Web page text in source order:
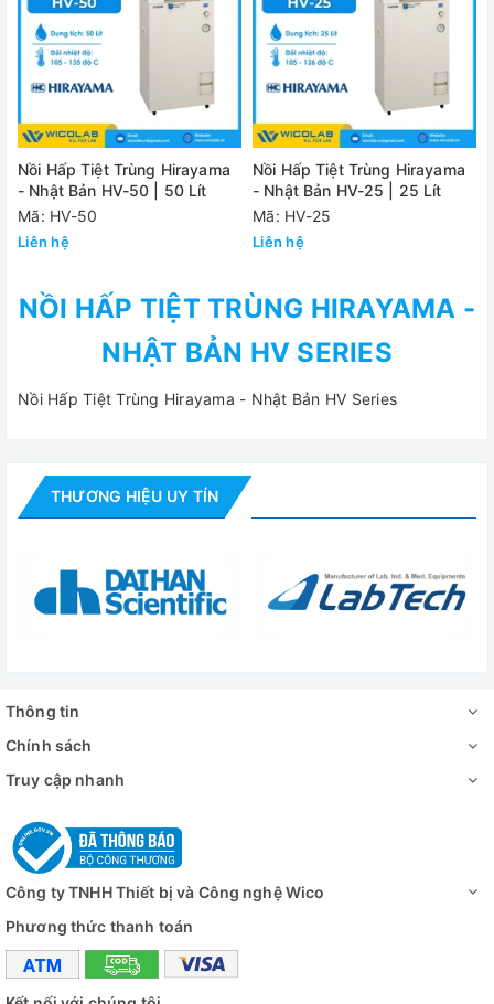
Nồi Hấp Tiệt Trùng Hirayama
- Nhật Bản HV-50 | 50 Lít
Mã: HV-50
Liên hệ
Nồi Hấp Tiệt Trùng Hirayama
- Nhật Bản HV-25 | 25 Lít
Mã: HV-25
Liên hệ
NỒI HẤP TIỆT TRÙNG HIRAYAMA -
NHẬT BẢN HV SERIES
Nồi Hấp Tiệt Trùng Hirayama - Nhật Bản HV Series
THƯƠNG HIỆU UY TÍN
Thông tin
Chính sách
Truy cập nhanh
Công ty TNHH Thiết bị và Công nghệ Wico
Phương thức thanh toán